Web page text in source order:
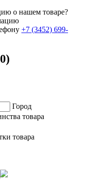
о нашем товаре?
+7 (3452) 699-
Город
товара
товара